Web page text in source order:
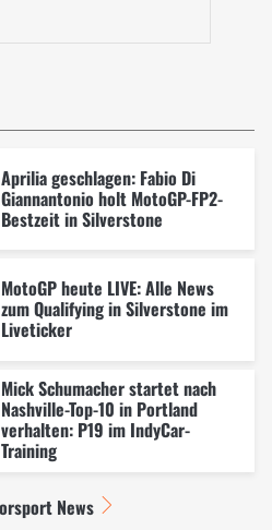
Aprilia geschlagen: Fabio Di
Giannantonio holt MotoGP-FP2-
Bestzeit in Silverstone
MotoGP heute LIVE: Alle News
zum Qualifying in Silverstone im
Liveticker
Mick Schumacher startet nach
Nashville-Top-10 in Portland
verhalten: P19 im IndyCar-
Training
News